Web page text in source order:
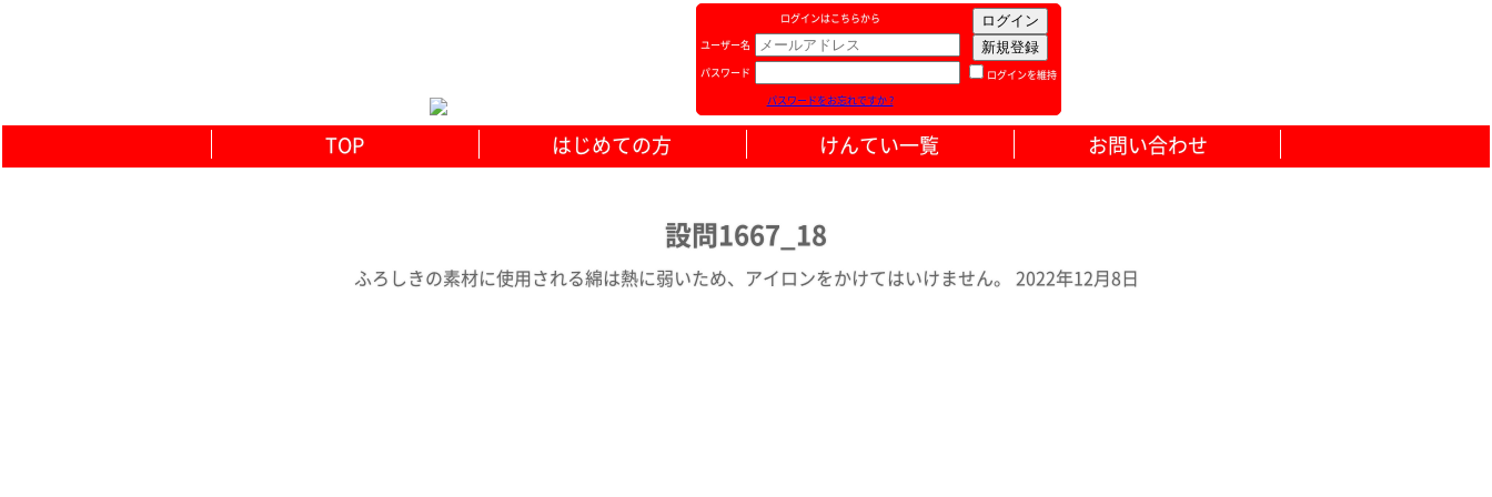
ログインはこちらから
ログインを維持
ユーザー名
パスワード
パスワードをお忘れですか ?
TOP はじめての方 けんてい一覧 お問い合わせ
設問1667_18
ふろしきの素材に使用される綿は熱に弱いため、アイロンをかけてはいけません。 2022年12月8日